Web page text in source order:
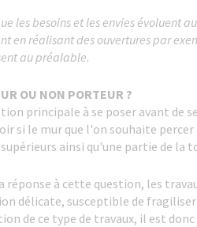
les besoins et les envies évoluent
en réalisant des ouvertures par
au préalable.
OU NON PORTEUR ?
principale à se poser avant de
si le mur que l'on souhaite
ainsi qu'une partie de la
réponse à cette question, les
délicate, susceptible de
de ce type de travaux, il est